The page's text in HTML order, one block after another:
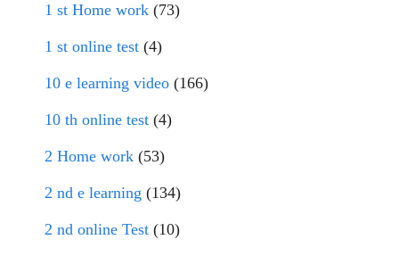
1 st Home work (73)
1 st online test (4)
10 e learning video (166)
10 th online test (4)
2 Home work (53)
2 nd e learning (134)
2 nd online Test (10)